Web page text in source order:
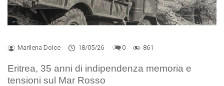
Marilena Dolce 18/05/26 0 861
Eritrea, 35 anni di indipendenza memoria e
tensioni sul Mar Rosso